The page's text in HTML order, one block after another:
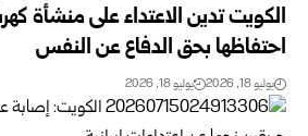
الكويت تدين الاعتداء على منشأة
احتفاظها بحق الدفاع عن النفس
يوليو 18, 2026 يوليو 18, 2026